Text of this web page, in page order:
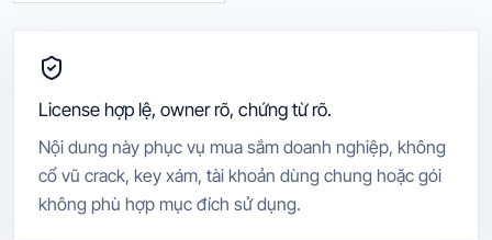
License hợp lệ, owner rõ, chứng từ rõ.
Nội dung này phục vụ mua sắm doanh nghiệp, không
cổ vũ crack, key xám, tài khoản dùng chung hoặc gói
không phù hợp mục đích sử dụng.